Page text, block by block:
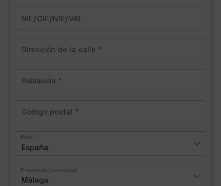
País *
España
Provincia (opcional)
Málaga